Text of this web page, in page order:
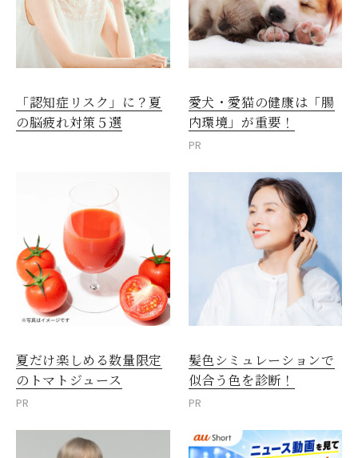
「認知症リスク」に？夏
の脳疲れ対策５選
愛犬・愛猫の健康は「腸
内環境」が重要！
PR
夏だけ楽しめる数量限定
のトマトジュース
PR
髪色シミュレーションで
似合う色を診断！
PR